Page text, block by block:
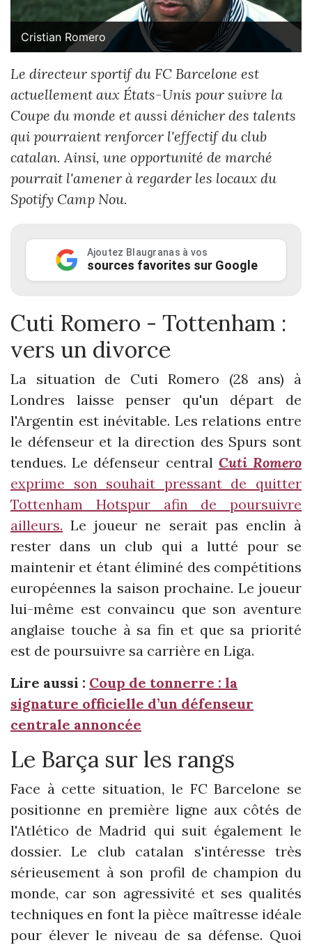
Cristian Romero
Le directeur sportif du FC Barcelone est
actuellement aux États-Unis pour suivre la
Coupe du monde et aussi dénicher des talents
qui pourraient renforcer l'effectif du club
catalan. Ainsi, une opportunité de marché
pourrait l'amener à regarder les locaux du
Spotify Camp Nou.
Ajoutez Blaugranas à vos
sources favorites sur Google
Cuti Romero - Tottenham :
vers un divorce
La situation de Cuti Romero (28 ans) à
Londres laisse penser qu'un départ de
l'Argentin est inévitable. Les relations entre
le défenseur et la direction des Spurs sont
tendues. Le défenseur central Cuti Romero
exprime son souhait pressant de quitter
Tottenham Hotspur afin de poursuivre
ailleurs. Le joueur ne serait pas enclin à
rester dans un club qui a lutté pour se
maintenir et étant éliminé des compétitions
européennes la saison prochaine. Le joueur
lui-même est convaincu que son aventure
anglaise touche à sa fin et que sa priorité
est de poursuivre sa carrière en Liga.
Lire aussi : Coup de tonnerre : la
signature officielle d’un défenseur
centrale annoncée
Le Barça sur les rangs
Face à cette situation, le FC Barcelone se
positionne en première ligne aux côtés de
l'Atlético de Madrid qui suit également le
dossier. Le club catalan s'intéresse très
sérieusement à son profil de champion du
monde, car son agressivité et ses qualités
techniques en font la pièce maîtresse idéale
pour élever le niveau de sa défense. Quoi